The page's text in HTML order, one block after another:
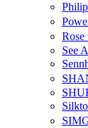
See